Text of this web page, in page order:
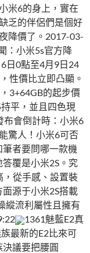
米6的身上，實在
乏的伴侶們是個好
降價了。2017-03-
：小米5s官方降
日0點至4月9日24
性價比立即凸顯。
3+64GB的起步價
平，並且四色現
布會倒計時：小米6
驚人！小米6可否
者要問哪一款機
覆是小米2S。究
，從手感、設置裝
源于小米2S搭載
縱流利屬性且擁有
1361魅藍E2真
最新的E2比來可
議要把腰圓